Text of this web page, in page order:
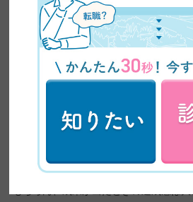
条件4：ノルマが厳しい
ノルマが厳しい仕事は、達成へのプレ
い、心の余裕が奪われがちです。
たとえば、営業職や販売職などは成果
ため、「目標を達成しなければ」とい
でしょう。